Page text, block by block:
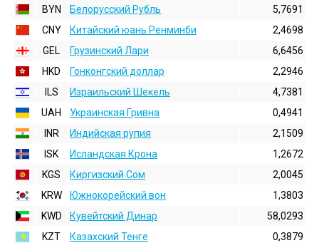
BYN
Белорусский Рубль
5,7691
CNY
Китайский юань Ренминби
2,4698
GEL
Грузинский Лари
6,6456
HKD
Гонконгский доллаp
2,2946
ILS
Израильский Шекель
4,7381
UAH
Украинская Гривна
0,4941
INR
Индийская pупия
2,1509
ISK
Исландская Крона
1,2672
KGS
Киргизский Сом
2,0045
KRW
Южнокорейский вон
1,3803
KWD
Кувейтский Динар
58,0293
KZT
Казахский Тенге
0,3879